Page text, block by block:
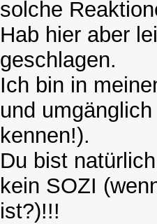
solche
Hab hier aber
geschlagen.
Ich bin in
und
kennen!).
Du bist
kein SOZI
ist?)!!!